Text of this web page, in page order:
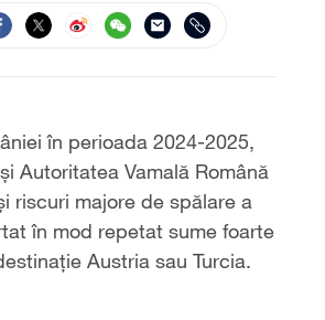
în perioada 2024-2025,
Autoritatea Vamală Română
riscuri majore de spălare a
în mod repetat sume foarte
Austria sau Turcia.